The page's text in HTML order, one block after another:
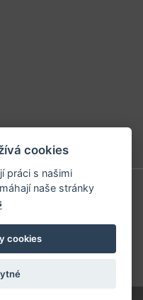
cookies
práci s našimi
naše stránky
cookies